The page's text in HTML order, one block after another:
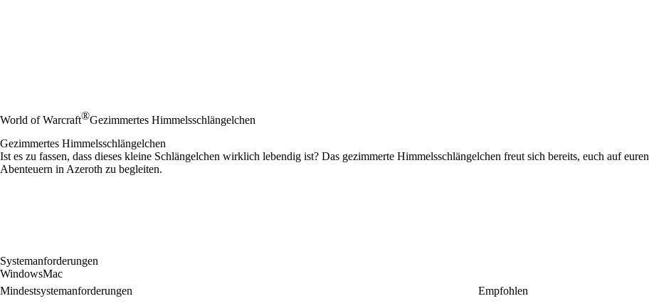
World of Warcraft®Gezimmertes Himmelsschlängelchen
Gezimmertes Himmelsschlängelchen
Ist es zu fassen, dass dieses kleine Schlängelchen wirklich lebendig ist? Das gezimmerte Himmelsschlängelchen freut sich bereits, euch auf euren
Abenteuern in Azeroth zu begleiten.
Systemanforderungen
WindowsMac
Mindestsystemanforderungen
Empfohlen